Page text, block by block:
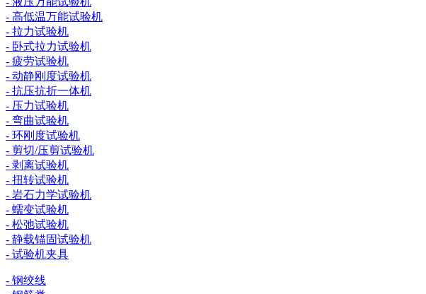
- 高低温万能试验机
- 拉力试验机
- 卧式拉力试验机
- 疲劳试验机
- 动静刚度试验机
- 抗压抗折一体机
- 压力试验机
- 弯曲试验机
- 环刚度试验机
- 剪切/压剪试验机
- 剥离试验机
- 扭转试验机
- 岩石力学试验机
- 蠕变试验机
- 松弛试验机
- 静载锚固试验机
- 试验机夹具
- 钢绞线